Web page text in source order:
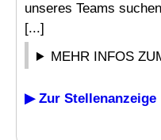
unseres Teams
[...]
MEHR INFOS
▶ Zur Stellenanzeige